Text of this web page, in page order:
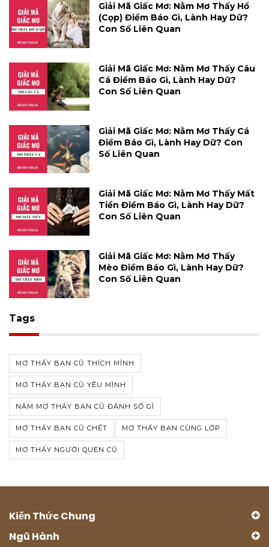
Giải Mã Giấc Mơ: Nằm Mơ Thấy Hổ
(cọp) Điềm Báo Gì, Lành Hay Dữ?
Con Số Liên Quan
Giải Mã Giấc Mơ: Nằm Mơ Thấy Câu
Cá Điềm Báo Gì, Lành Hay Dữ?
Con Số Liên Quan
Giải Mã Giấc Mơ: Nằm Mơ Thấy Cá
Điềm Báo Gì, Lành Hay Dữ? Con
Số Liên Quan
Giải Mã Giấc Mơ: Nằm Mơ Thấy Mất
Tiền Điềm Báo Gì, Lành Hay Dữ?
Con Số Liên Quan
Giải Mã Giấc Mơ: Nằm Mơ Thấy
Mèo Điềm Báo Gì, Lành Hay Dữ?
Con Số Liên Quan
Tags
MƠ THẤY BẠN CŨ THÍCH MÌNH
MƠ THẤY BẠN CŨ YÊU MÌNH
NẰM MƠ THẤY BẠN CŨ ĐÁNH SỐ GÌ
MƠ THẤY BẠN CŨ CHẾT MƠ THẤY BẠN CÙNG LỚP
MƠ THẤY NGƯỜI QUEN CŨ
Kiến Thức Chung
Ngũ Hành